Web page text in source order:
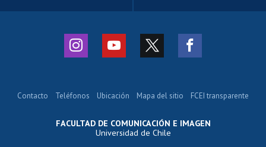
FACULTAD DE COMUNICACIÓN E IMAGEN
Universidad de Chile
Contacto Teléfonos Ubicación Mapa del sitio FCEI transparente